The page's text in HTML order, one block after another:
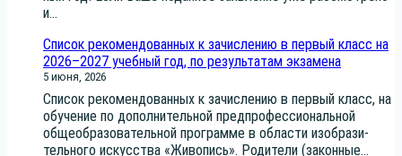
и...
Список рекомендованных к зачислению в первый класс на
2026–2027 учебный год, по результатам экзамена
5 июня, 2026
Спи­сок реко­мен­до­ван­ных к зачис­ле­нию в пер­вый класс, на
обу­че­ние по допол­ни­тель­ной пред­про­фес­си­о­наль­ной
обще­об­ра­зо­ва­тель­ной про­грам­ме в обла­сти изоб­ра­зи­
тель­но­го искус­ства «Живо­пись». Роди­те­ли (закон­ные...